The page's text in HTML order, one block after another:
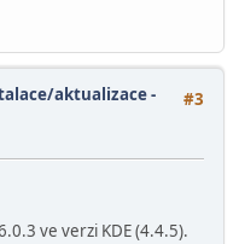
#3
aktualizace -
ve verzi KDE (4.4.5).